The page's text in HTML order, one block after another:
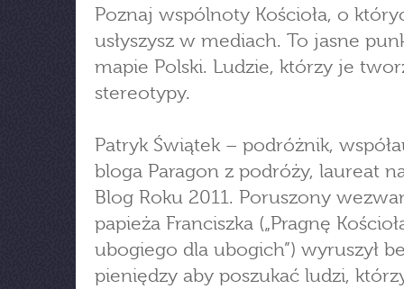
Poznaj wspólnoty Kościoła, o
usłyszysz w mediach. To jasne
mapie Polski. Ludzie, którzy je
stereotypy.
Patryk Świątek – podróżnik,
bloga Paragon z podróży, laureat
Blog Roku 2011. Poruszony
papieża Franciszka („Pragnę
ubogiego dla ubogich”) wyruszył
pieniędzy aby poszukać ludzi,